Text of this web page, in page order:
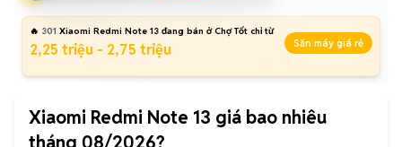
🔥 301 Xiaomi Redmi Note 13 đang bán ở Chợ Tốt chỉ từ
2,25 triệu - 2,75 triệu Săn máy giá rẻ
Xiaomi Redmi Note 13 giá bao nhiêu